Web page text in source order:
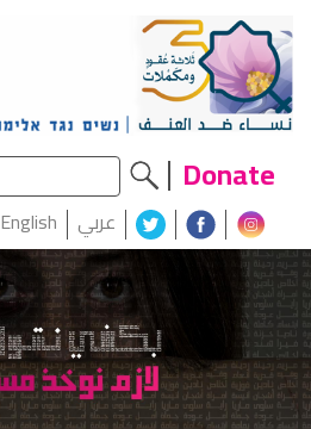
Donate
عربي English